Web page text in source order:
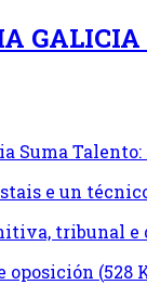
Suma
e un
tribunal e
oposición (528